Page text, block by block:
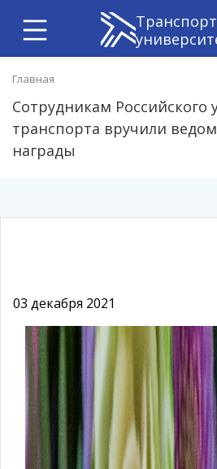
Главная
Сотрудникам Российского
транспорта вручили
награды
03 декабря 2021